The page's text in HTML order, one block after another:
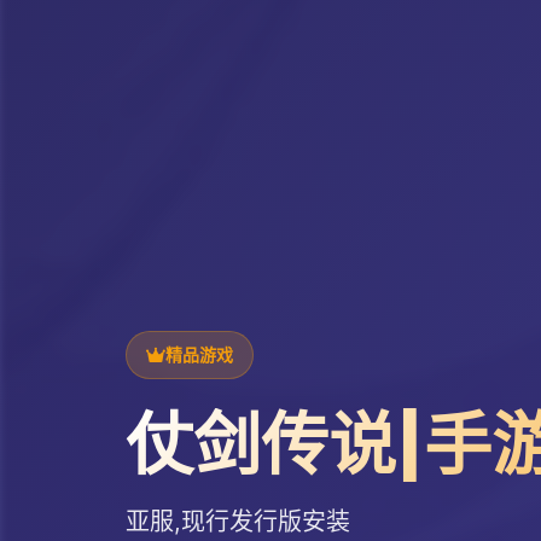
精品游戏
仗剑传说|手
亚服,现行发行版安装